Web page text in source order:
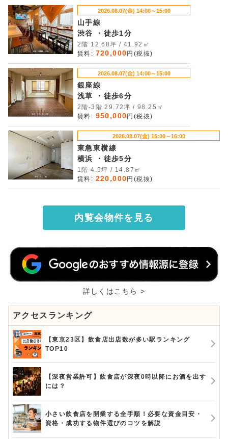
2026.08.07(金) 14:00～15:00
山手線
渋谷 ・徒歩1分
2階 12.68坪 / 41.92㎡
賃料: 720,000 円(税抜)
2026.08.07(金) 14:00～15:00
銀座線
浅草 ・徒歩6分
2階-3階 29.72坪 / 98.25㎡
賃料: 950,000 円(税抜)
2026.08.07(金) 15:00～16:00
東急東横線
横浜 ・徒歩5分
1階 4.5坪 / 14.87㎡
賃料: 220,000 円(税抜)
内覧会物件を見る
詳しくはこちら >
アクセスランキング
【東京23区】飲食店出店数が多い駅ランキング
TOP10
【深夜営業許可】飲食店が深夜0時以降にお酒を出す
には？
小さい飲食店を開業する全手順！必要な資金目安・
資格・成功する物件選びのコツを解説